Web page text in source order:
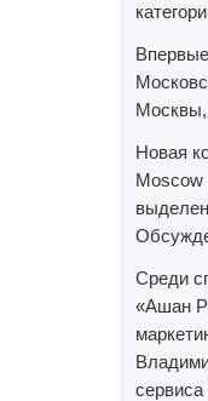
Москвы,
Новая
Moscow
Среди
«Ашан